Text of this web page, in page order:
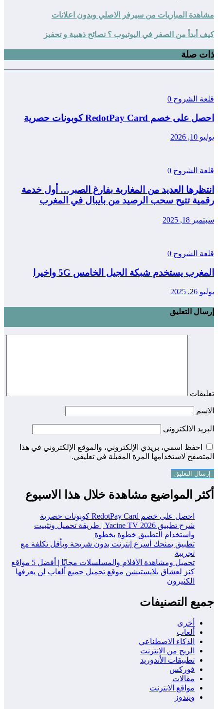
مشاهدة المباريات من سيرفر الاصلي وبدون اعلانات
كيف أبدأ من الصفر في اليوتيوب ؟ نصائح ذهبية و تحفيز
ذات صلة
قلعة الشروح 0
احصل على خصم RedotPay Card كوبونات حصرية
يوليو 10, 2026
قلعة الشروح 0
انتظرها العديد من المغاربة بفارغ الصبر… أول خدمة
رقمية تتيح سحب الرصيد من بايبال في المغرب
سبتمبر 18, 2025
قلعة الشروح 0
المغرب يستخدم شبكة الجيل الخامس 5G واخيرا
يوليو 26, 2025
إرسال التعليق
تعليقات
الاسم
البريد الالكتروني
احفظ اسمي، بريدي الإلكتروني، والموقع الإلكتروني في هذا
المتصفح لاستخدامها المرة المقبلة في تعليقي.
أكثر المواضيع مشاهدة خلال هذا الاسبوع
احصل على خصم RedotPay Card كوبونات حصرية
شرح تطبيق Yacine TV 2026 | طريقة تحميل وتثبيت
واستخدام التطبيق خطوة بخطوة
تطبيق يمنحك أسرع إنترنت بدون شريحة وبأقل تكلفة مع
تجريبة
تحميل ومشاهدة الأفلام والمسلسلات مجانًا | أفضل 5 مواقع
كنز لعشاق بلايستيشن موقع تحميل جميع ألعاب لن يعرفها
الكثيرون
جميع التصنيفات
أخرى
ألعاب
الذكاء الاصطناعي
الربح من الانترنت
تطبيقات الأندوريد
فوركس
مقالات
مواقع الانترنت
ويندوز